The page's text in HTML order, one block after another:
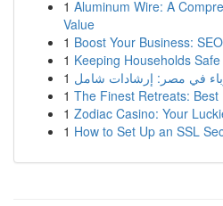
1 Aluminum Wire: A
Value
1 Boost Your Business:
1 Keeping Households
1
1 The Finest Retreats:
1 Zodiac Casino: Your
1 How to Set Up an SSL